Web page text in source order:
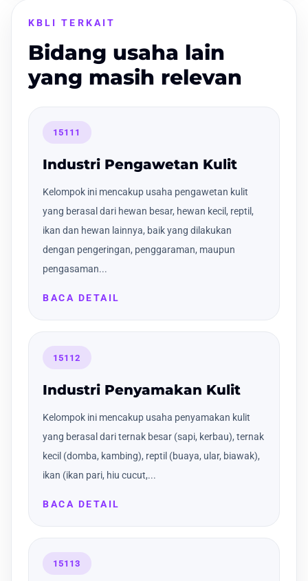
KBLI TERKAIT
Bidang usaha lain
yang masih relevan
15111
Industri Pengawetan Kulit
Kelompok ini mencakup usaha pengawetan kulit
yang berasal dari hewan besar, hewan kecil, reptil,
ikan dan hewan lainnya, baik yang dilakukan
dengan pengeringan, penggaraman, maupun
pengasaman...
BACA DETAIL
15112
Industri Penyamakan Kulit
Kelompok ini mencakup usaha penyamakan kulit
yang berasal dari ternak besar (sapi, kerbau), ternak
kecil (domba, kambing), reptil (buaya, ular, biawak),
ikan (ikan pari, hiu cucut,...
BACA DETAIL
15113